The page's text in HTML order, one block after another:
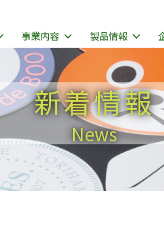
事業内容 製品情報
新着情報
News